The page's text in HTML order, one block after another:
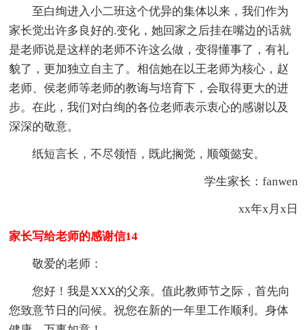
至白绚进入小二班这个优异的集体以来，我们作为
家长觉出许多良好的.变化，她回家之后挂在嘴边的话就
是老师说是这样的老师不许这么做，变得懂事了，有礼
貌了，更加独立自主了。相信她在以王老师为核心，赵
老师、侯老师等老师的教诲与培育下，会取得更大的进
步。在此，我们对白绚的各位老师表示衷心的感谢以及
深深的敬意。
纸短言长，不尽领悟，既此搁觉，顺颂懿安。
学生家长：fanwen
xx年x月x日
家长写给老师的感谢信14
敬爱的老师：
您好！我是XXX的父亲。值此教师节之际，首先向
您致意节日的问候。祝您在新的一年里工作顺利。身体